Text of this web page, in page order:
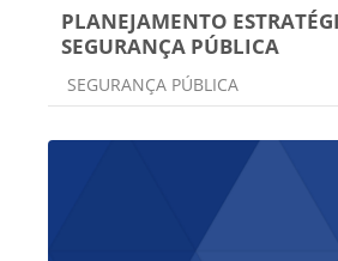
PLANEJAMENTO
SEGURANÇA PÚBLICA
Categoria do curso
SEGURANÇA PÚBLICA